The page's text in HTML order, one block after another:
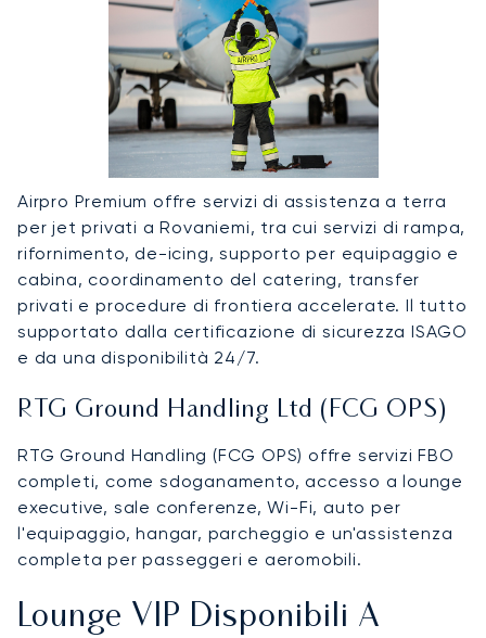
Airpro Premium offre servizi di assistenza a terra
per jet privati a Rovaniemi, tra cui servizi di rampa,
rifornimento, de-icing, supporto per equipaggio e
cabina, coordinamento del catering, transfer
privati e procedure di frontiera accelerate. Il tutto
supportato dalla certificazione di sicurezza ISAGO
e da una disponibilità 24/7.
RTG Ground Handling Ltd (FCG OPS)
RTG Ground Handling (FCG OPS) offre servizi FBO
completi, come sdoganamento, accesso a lounge
executive, sale conferenze, Wi-Fi, auto per
l'equipaggio, hangar, parcheggio e un'assistenza
completa per passeggeri e aeromobili.
Lounge VIP Disponibili A